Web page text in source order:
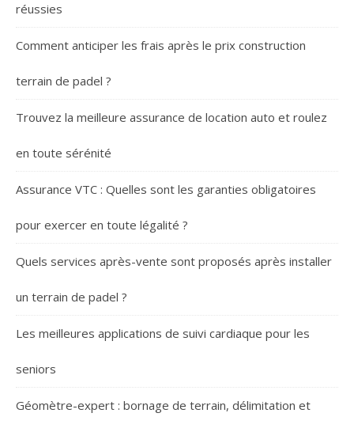
réussies
Comment anticiper les frais après le prix construction
terrain de padel ?
Trouvez la meilleure assurance de location auto et roulez
en toute sérénité
Assurance VTC : Quelles sont les garanties obligatoires
pour exercer en toute légalité ?
Quels services après-vente sont proposés après installer
un terrain de padel ?
Les meilleures applications de suivi cardiaque pour les
seniors
Géomètre-expert : bornage de terrain, délimitation et